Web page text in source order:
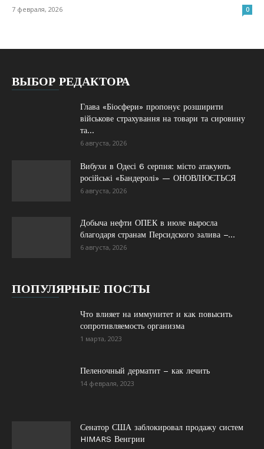
7 февраля, 2026 0
ВЫБОР РЕДАКТОРА
Глава «Біосфери» пропонує розширити
військове страхування на товари та сировину
та...
6 августа, 2026
Вибухи в Одесі 6 серпня: місто атакують
російські «Бандеролі» — ОНОВЛЮЄТЬСЯ
6 августа, 2026
Добыча нефти ОПЕК в июле выросла
благодаря странам Персидского залива –...
6 августа, 2026
ПОПУЛЯРНЫЕ ПОСТЫ
Что влияет на иммунитет и как повысить
сопротивляемость организма
1 марта, 2023
Пеленочный дерматит – как лечить
14 февраля, 2023
Сенатор США заблокировал продажу систем
HIMARS Венгрии